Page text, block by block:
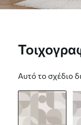
Αυτό το σχέδιο